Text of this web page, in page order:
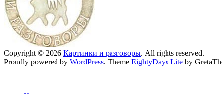
Copyright © 2026 Картинки и разговоры. All rights reserved.
Proudly powered by WordPress. Theme EightyDays Lite by